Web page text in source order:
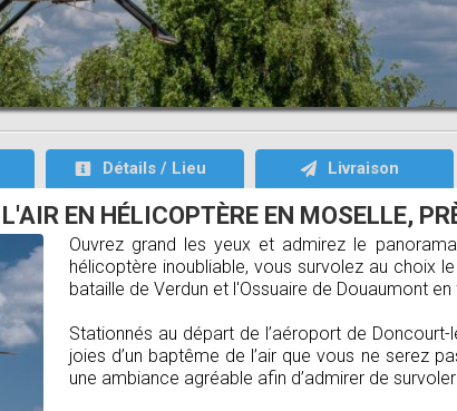
Détails / Lieu Livraison
EN HÉLICOPTÈRE EN MOSELLE,
Ouvrez grand les yeux et admirez le
hélicoptère inoubliable, vous survolez au choix
bataille de Verdun et l'Ossuaire de Douaumont
Stationnés au départ de l’aéroport de
joies d’un baptême de l’air que vous ne serez
une ambiance agréable afin d’admirer de